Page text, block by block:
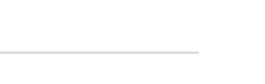
製物のすべてを廃棄または消去す